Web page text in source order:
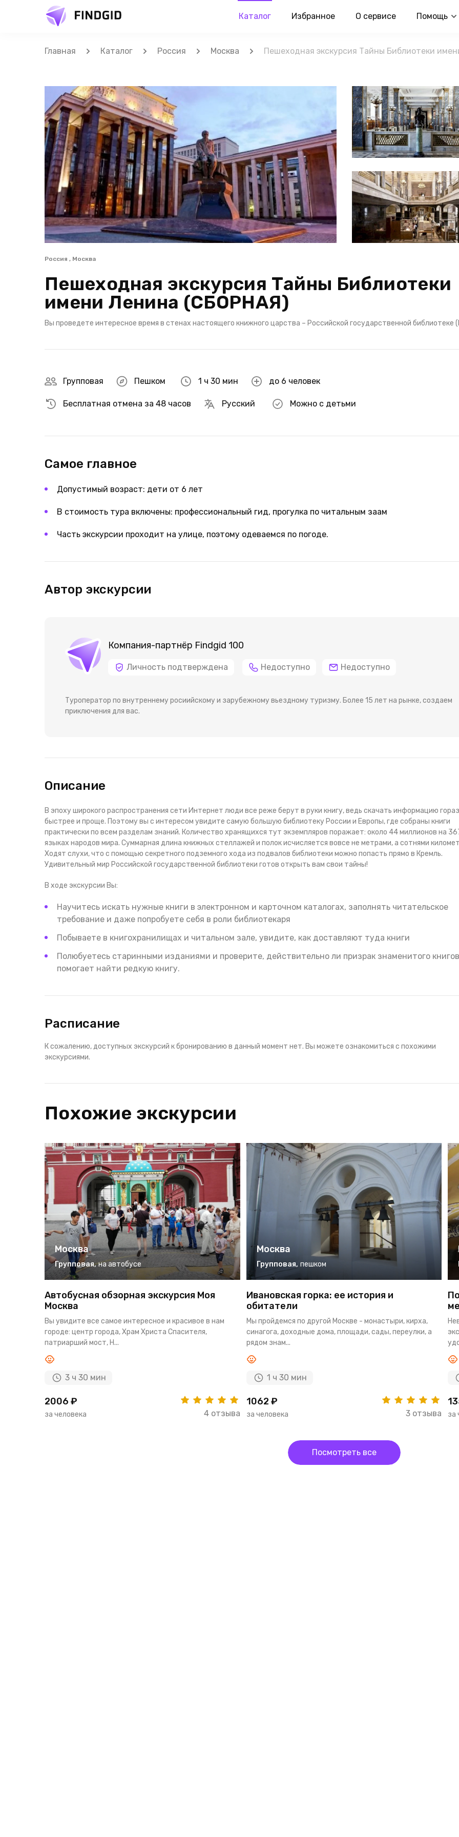
Каталог Избранное О сервисе Помощь
Главная Каталог Россия Москва Пешеходная экскурсия Тайны Библиотеки
Россия , Москва
Пешеходная экскурсия Тайны Библиотеки
имени Ленина (СБОРНАЯ)
Вы проведете интересное время в стенах настоящего книжного царства – Российской государственной библиотеке
Групповая Пешком 1 ч 30 мин до 6 человек
Бесплатная отмена за 48 часов Русский Можно с детьми
Самое главное
Допустимый возраст: дети от 6 лет
В стоимость тура включены: профессиональный гид, прогулка по читальным заам
Часть экскурсии проходит на улице, поэтому одеваемся по погоде.
Автор экскурсии
Компания-партнёр Findgid 100
Личность подтверждена Недоступно Недоступно
Туроператор по внутреннему росиийскому и зарубежному вьездному туризму. Более 15 лет на рынке, создаем
приключения для вас.
Описание
В эпоху широкого распространения сети Интернет люди все реже берут в руки книгу, ведь скачать информацию
быстрее и проще. Поэтому вы с интересом увидите самую большую библиотеку России и Европы, где собраны книги
практически по всем разделам знаний. Количество хранящихся тут экземпляров поражает: около 44 миллионов на
языках народов мира. Суммарная длина книжных стеллажей и полок исчисляется вовсе не метрами, а сотнями
Ходят слухи, что с помощью секретного подземного хода из подвалов библиотеки можно попасть прямо в Кремль.
Удивительный мир Российской государственной библиотеки готов открыть вам свои тайны!
В ходе экскурсии Вы:
Научитесь искать нужные книги в электронном и карточном каталогах, заполнять читательское
требование и даже попробуете себя в роли библиотекаря
Побываете в книгохранилищах и читальном зале, увидите, как доставляют туда книги
Полюбуетесь старинными изданиями и проверите, действительно ли призрак знаменитого
помогает найти редкую книгу.
Расписание
К сожалению, доступных экскурсий к бронированию в данный момент нет. Вы можете ознакомиться с похожими
экскурсиями.
Похожие экскурсии
Москва
Групповая, на автобусе
Автобусная обзорная экскурсия Моя
Москва
Вы увидите все самое интересное и красивое в нам
городе: центр города, Храм Христа Спасителя,
патриарший мост, Н...
3 ч 30 мин
2006 ₽
за человека 4 отзыва
Москва
Групповая, пешком
Ивановская горка: ее история и
обитатели
Мы пройдемся по другой Москве - монастыри, кирха,
синагога, доходные дома, площади, сады, переулки, а
рядом знам...
1 ч 30 мин
1062 ₽
за человека 3 отзыва за
Посмотреть все